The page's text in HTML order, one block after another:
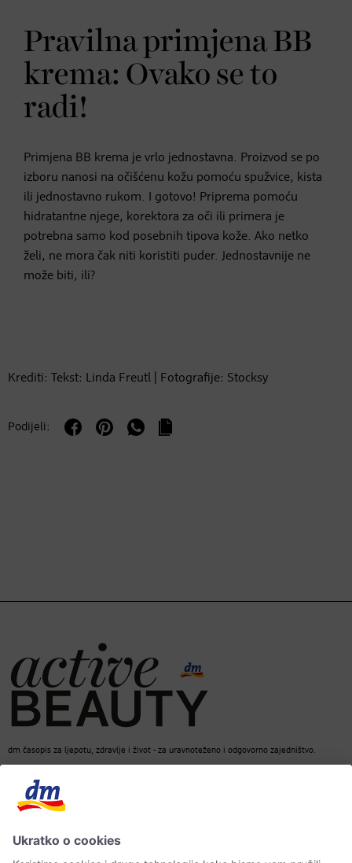
Pravilna primjena BB
krema: Ovako se to
radi!
Primjena BB krema je vrlo jednostavna. Proizvod se po
izboru nanosi na očišćenu kožu pomoću spužvice, kista
ili jednostavno rukom. I gotovo! Priprema pomoću
hidratantne njege, korektora za oči ili primera je
potrebna samo kod posebnih tipova kože. Ako netko
želi, ne mora čak niti koristiti puder. Jednostavnije ne
može biti, ili?
Krediti: Tekst: Linda Freutl | Fotografije: Stocksy
Podijeli:
dm časopis za ljepotu, zdravlje i život - za uravnoteženo i odgovorno zajedništvo.